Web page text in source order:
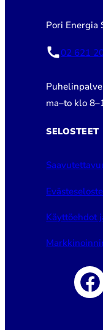
Pori Energia
02 621
ma–to klo
SELOSTEET
Evästeseloste
Käyttöehdot